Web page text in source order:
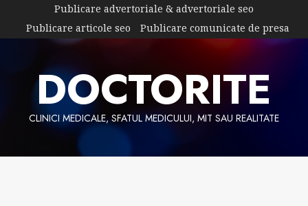
content
Publicare advertoriale & advertoriale seo
Publicare articole seo
Publicare comunicate de presa
DOCTORITE
CLINICI MEDICALE, SFATUL MEDICULUI, MIT SAU REALITATE